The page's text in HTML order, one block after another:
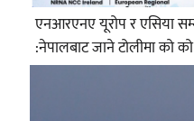
एनआरएनए यूरोप र एसिया
:नेपालबाट जाने टोलीमा को